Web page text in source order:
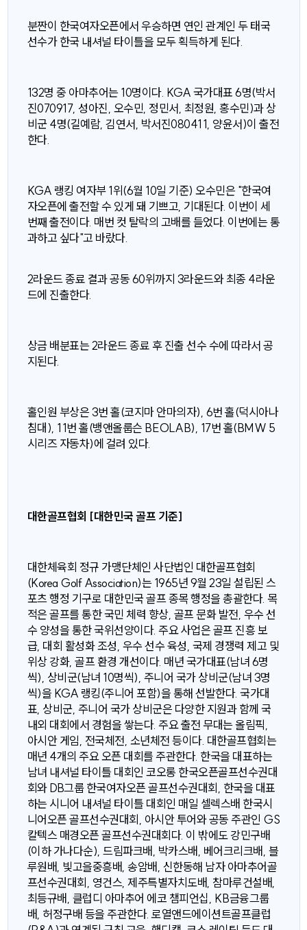
분짠이 한국여자오픈에서 우승하면 연인 관계인 두 태국
선수가 한국 내셔널 타이틀을 모두 획득하게 된다.
132명 중 아마추어는 10명이다. KGA 국가대표 6명(박서
진070917, 성아진, 오수민, 정민서, 최정원, 홍수민)과 상
비군 4명(길예람, 김연서, 박서진080411, 양윤서)이 출전
한다.
KGA 랭킹 여자부 1위(6월 10일 기준) 오수민은 "한국여
자오픈에 출전할 수 있게 돼 기쁘고, 기대된다. 이번이 세
번째 출전이다. 매번 컷 탈락의 고배를 들었다. 이번에는 통
과하고 싶다"고 바랐다.
2라운드 종료 결과 공동 60위까지 3라운드와 최종 4라운
드에 진출한다.
상금 배분표는 2라운드 종료 후 진출 선수 수에 따라서 공
지된다.
홀인원 부상은 3번 홀(코지마 안마의자), 6번 홀(덕시아나
침대), 11번 홀(뱅앤올룹슨 BEOLAB), 17번 홀(BMW 5
시리즈 자동차)에 걸려 있다.
대한골프협회 [대한민국 골프 기준]
대한체육회 정규 가맹단체인 사단법인 대한골프협회
(Korea Golf Association)는 1965년 9월 23일 설립된 스
포츠 행정 기구로 대한민국 골프 종목 행정을 총괄한다. 목
적은 골프를 통한 국민 체력 향상, 골프 문화 발전, 우수 선
수 양성을 통한 국위선양이다. 주요 사업은 골프 진흥 보
급, 대회 활성화 조성, 우수 선수 육성, 국제 경쟁력 제고 및
위상 강화, 골프 환경 개선이다. 매년 국가대표(남녀 6명
씩), 상비군(남녀 10명씩), 주니어 국가 상비군(남녀 3명
씩)을 KGA 랭킹(주니어 포함)을 통해 선발한다. 국가대
표, 상비군, 주니어 국가 상비군은 다양한 지원과 함께 국
내외 대회에서 경험을 쌓는다. 주요 출전 무대는 올림픽,
아시안 게임, 전국체전, 소년체전 등이다. 대한골프협회는
매년 4개의 주요 오픈 대회를 주관한다. 한국을 대표하는
남녀 내셔널 타이틀 대회인 코오롱 한국오픈골프선수권대
회와 DB그룹 한국여자오픈 골프선수권대회, 한국을 대표
하는 시니어 내셔널 타이틀 대회인 매일 셀렉스배 한국시
니어오픈 골프선수권대회, 아시안 투어와 공동 주관인 GS
칼텍스 매경오픈 골프선수권대회다. 이 밖에도 강민구배
(이하 가나다순), 드림파크배, 박카스배, 베어크리크배, 블
루원배, 빛고을중흥배, 송암배, 신한동해 남자 아마추어골
프선수권대회, 영건스, 제주특별자치도배, 참마루건설배,
최등규배, 클럽디 아마추어 에코 챔피언십, KB금융그룹
배, 허정구배 등을 주관한다. 로열앤드에이션트골프클럽